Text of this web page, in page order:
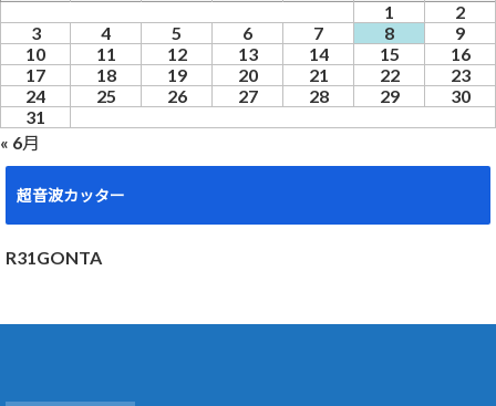
1
2
3
4 5 6 7 8
9
10
11 12 13 14 15
16
17
18 19 20 21 22
23
24
25 26 27 28 29
30
31
« 6月
超音波カッター
R31GONTA